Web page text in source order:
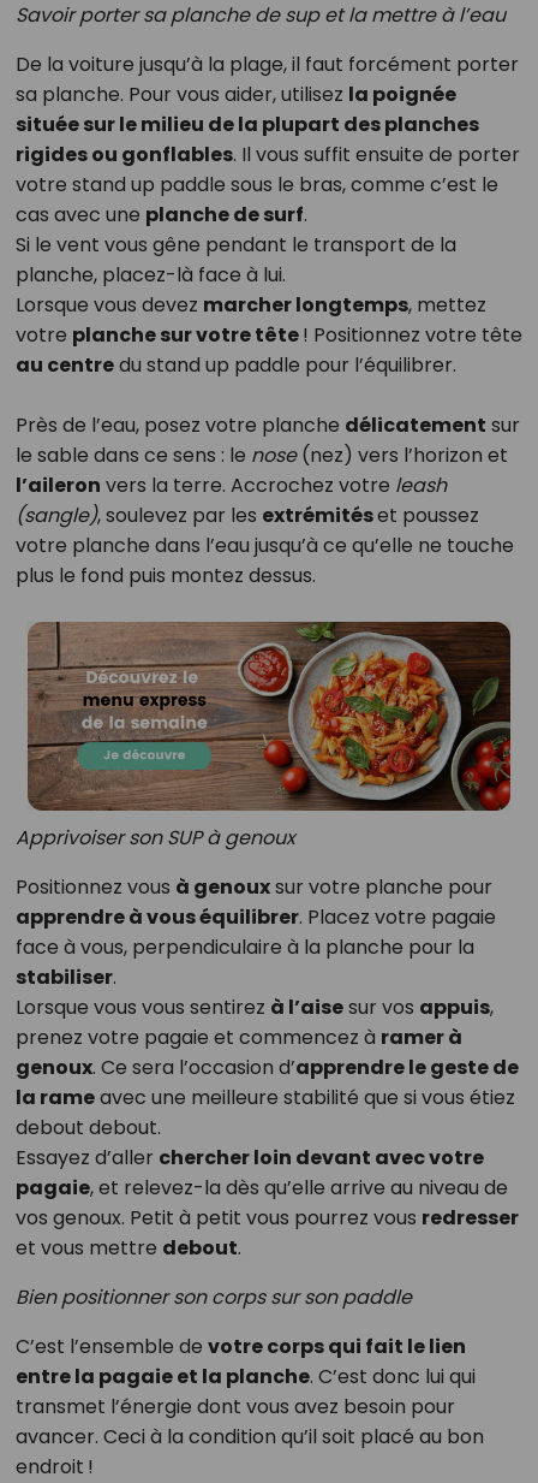
Savoir porter sa planche de sup et la mettre à l’eau
De la voiture jusqu’à la plage, il faut forcément porter
sa planche. Pour vous aider, utilisez la poignée
située sur le milieu de la plupart des planches
rigides ou gonflables. Il vous suffit ensuite de porter
votre stand up paddle sous le bras, comme c’est le
cas avec une planche de surf.
Si le vent vous gêne pendant le transport de la
planche, placez-là face à lui.
Lorsque vous devez marcher longtemps, mettez
votre planche sur votre tête! Positionnez votre tête
au centredu stand up paddle pour l’équilibrer.
Près de l’eau, posez votre planche délicatement sur
le sable dans ce sens : le nose(nez) vers l’horizon et
l’aileron vers la terre. Accrochez votre leash
(sangle), soulevez par les extrémitéset poussez
votre planche dans l’eau jusqu’à ce qu’elle ne touche
plus le fond puis montez dessus.
Apprivoiser son SUP à genoux
Positionnez vous à genouxsur votre planche pour
apprendre à vous équilibrer. Placez votre pagaie
face à vous, perpendiculaire à la planche pour la
stabiliser.
Lorsque vous vous sentirez à l’aisesur vos appuis,
prenez votre pagaie et commencez à ramer à
genoux. Ce sera l’occasion d’apprendre le geste de
la rameavec une meilleure stabilité que si vous étiez
debout debout.
Essayez d’aller chercher loin devant avec votre
pagaie, et relevez-la dès qu’elle arrive au niveau de
vos genoux. Petit à petit vous pourrez vous redresser
et vous mettre debout.
Bien positionner son corps sur son paddle
C’est l’ensemble de votre corps qui fait le lien
entre la pagaie et la planche. C’est donc lui qui
transmet l’énergie dont vous avez besoin pour
avancer. Ceci à la condition qu’il soit placé au bon
endroit !